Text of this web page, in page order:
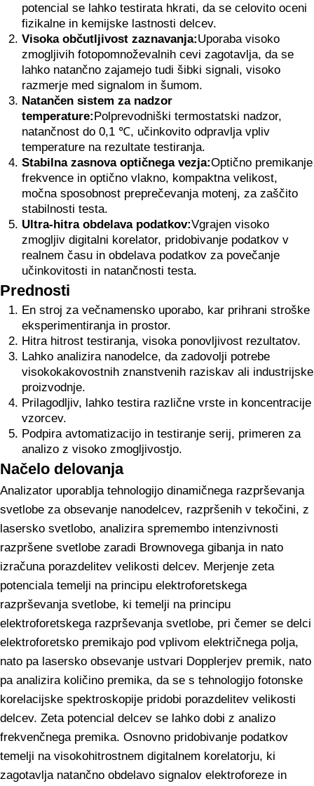
potencial se lahko testirata hkrati, da se celovito oceni
fizikalne in kemijske lastnosti delcev.
Visoka občutljivost zaznavanja:Uporaba visoko
zmogljivih fotopomnoževalnih cevi zagotavlja, da se
lahko natančno zajamejo tudi šibki signali, visoko
razmerje med signalom in šumom.
Natančen sistem za nadzor
temperature:Polprevodniški termostatski nadzor,
natančnost do 0,1 ℃, učinkovito odpravlja vpliv
temperature na rezultate testiranja.
Stabilna zasnova optičnega vezja:Optično premikanje
frekvence in optično vlakno, kompaktna velikost,
močna sposobnost preprečevanja motenj, za zaščito
stabilnosti testa.
Ultra-hitra obdelava podatkov:Vgrajen visoko
zmogljiv digitalni korelator, pridobivanje podatkov v
realnem času in obdelava podatkov za povečanje
učinkovitosti in natančnosti testa.
Prednosti
En stroj za večnamensko uporabo, kar prihrani stroške
eksperimentiranja in prostor.
Hitra hitrost testiranja, visoka ponovljivost rezultatov.
Lahko analizira nanodelce, da zadovolji potrebe
visokokakovostnih znanstvenih raziskav ali industrijske
proizvodnje.
Prilagodljiv, lahko testira različne vrste in koncentracije
vzorcev.
Podpira avtomatizacijo in testiranje serij, primeren za
analizo z visoko zmogljivostjo.
Načelo delovanja
Analizator uporablja tehnologijo dinamičnega razprševanja
svetlobe za obsevanje nanodelcev, razpršenih v tekočini, z
lasersko svetlobo, analizira spremembo intenzivnosti
razpršene svetlobe zaradi Brownovega gibanja in nato
izračuna porazdelitev velikosti delcev. Merjenje zeta
potenciala temelji na principu elektroforetskega
razprševanja svetlobe, ki temelji na principu
elektroforetskega razprševanja svetlobe, pri čemer se delci
elektroforetsko premikajo pod vplivom električnega polja,
nato pa lasersko obsevanje ustvari Dopplerjev premik, nato
pa analizira količino premika, da se s tehnologijo fotonske
korelacijske spektroskopije pridobi porazdelitev velikosti
delcev. Zeta potencial delcev se lahko dobi z analizo
frekvenčnega premika. Osnovno pridobivanje podatkov
temelji na visokohitrostnem digitalnem korelatorju, ki
zagotavlja natančno obdelavo signalov elektroforeze in